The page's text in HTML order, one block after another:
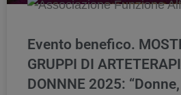
Evento benefico.
GRUPPI DI
DONNNE 2025: